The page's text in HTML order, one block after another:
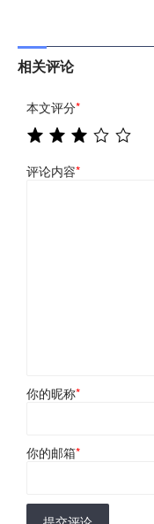
相关评论
本文评分*
评论内容*
你的昵称*
你的邮箱*